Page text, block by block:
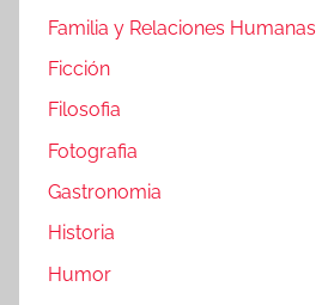
Familia y Relaciones Humanas
Ficción
Filosofia
Fotografia
Gastronomia
Historia
Humor